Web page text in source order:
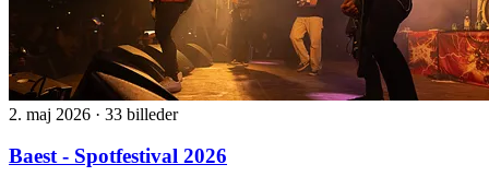
2. maj 2026 · 33 billeder
Baest - Spotfestival 2026